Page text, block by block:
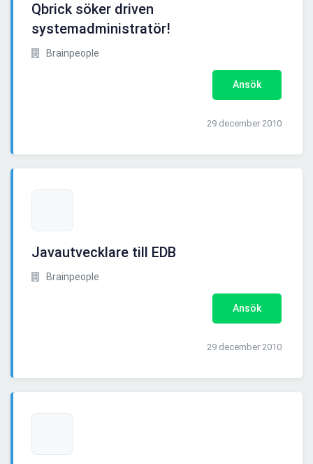
Qbrick söker driven
systemadministratör!
Brainpeople
Ansök
29 december 2010
Javautvecklare till EDB
Brainpeople
Ansök
29 december 2010